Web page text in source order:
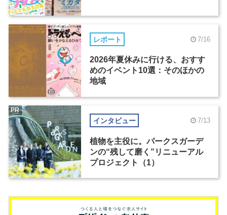
レポート 7/16
2026年夏休みに行ける、おすす
めのイベント10選：そのほかの
地域
インタビュー 7/13
植物を主役に。パークスガーデ
ンの“残して磨く”リニューアル
プロジェクト（1）
PR